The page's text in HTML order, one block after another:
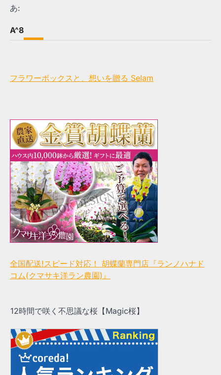
あ:
A^8
フラワーボックスと、想いを贈る Selam
全国配送!スピード対応！ 胡蝶蘭専門店『ランノハナド
コム(クマサキ洋ラン農園)』
12時間で咲く不思議な桜【Magic桜】